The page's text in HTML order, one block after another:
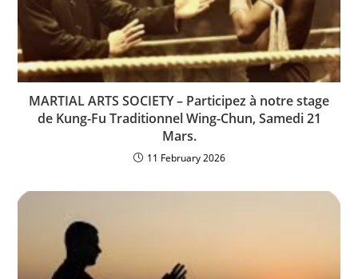
MARTIAL ARTS SOCIETY – Participez à notre stage
de Kung-Fu Traditionnel Wing-Chun, Samedi 21
Mars.
11 February 2026